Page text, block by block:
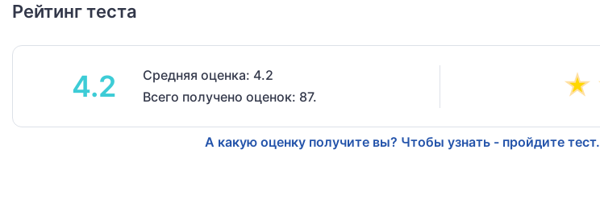
Рейтинг теста
4.2
Средняя оценка: 4.2
Всего получено оценок: 87.
А какую оценку получите вы? Чтобы узнать - пройдите тест.